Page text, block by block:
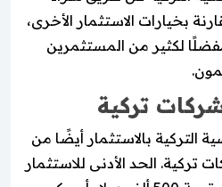
بخيارات الاستثمار الأخرى،
لكثير من المستثمرين
تركية
التركية بالاستثمار أيضًا من
الحد الأدنى للاستثمار